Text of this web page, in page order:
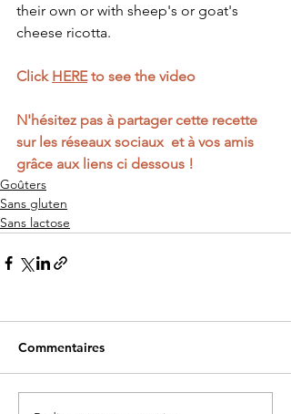
their own or with sheep's or goat's
cheese ricotta.
Click HERE to see the video
N'hésitez pas à partager cette recette
sur les réseaux sociaux  et à vos amis
grâce aux liens ci dessous !
Goûters
Sans gluten
Sans lactose
Commentaires